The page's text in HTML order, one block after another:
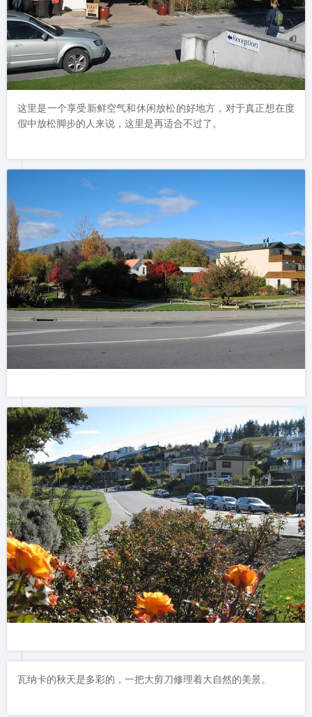
这里是一个享受新鲜空气和休闲放松的好地方，对于真正想在度
假中放松脚步的人来说，这里是再适合不过了。